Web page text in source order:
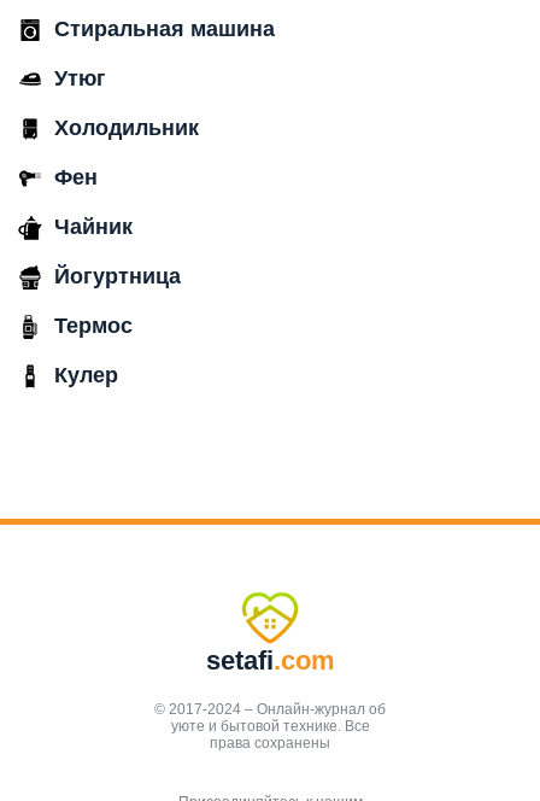
Стиральная машина
Утюг
Холодильник
Фен
Чайник
Йогуртница
Термос
Кулер
setafi.com
© 2017-2024 – Онлайн-журнал об
уюте и бытовой технике. Все
права сохранены